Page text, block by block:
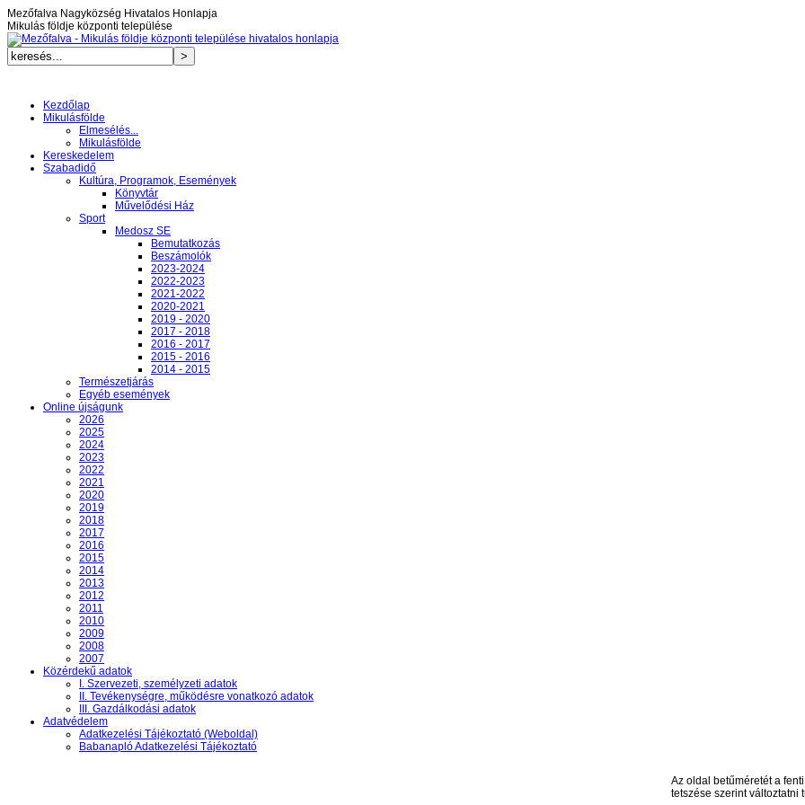
Mezőfalva Nagyközség Hivatalos Honlapja
Mikulás földje központi települése
Kezdőlap
Mikulásfölde
Elmesélés...
Mikulásfölde
Kereskedelem
Szabadidő
Kultúra, Programok, Események
Könyvtár
Művelődési Ház
Sport
Medosz SE
Bemutatkozás
Beszámolók
2023-2024
2022-2023
2021-2022
2020-2021
2019 - 2020
2017 - 2018
2016 - 2017
2015 - 2016
2014 - 2015
Természetjárás
Egyéb események
Online újságunk
2026
2025
2024
2023
2022
2021
2020
2019
2018
2017
2016
2015
2014
2013
2012
2011
2010
2009
2008
2007
Közérdekű adatok
I. Szervezeti, személyzeti adatok
II. Tevékenységre, működésre vonatkozó adatok
III. Gazdálkodási adatok
Adatvédelem
Adatkezelési Tájékoztató (Weboldal)
Babanapló Adatkezelési Tájékoztató
Az oldal betűméretét a
tetszése szerint változtatni